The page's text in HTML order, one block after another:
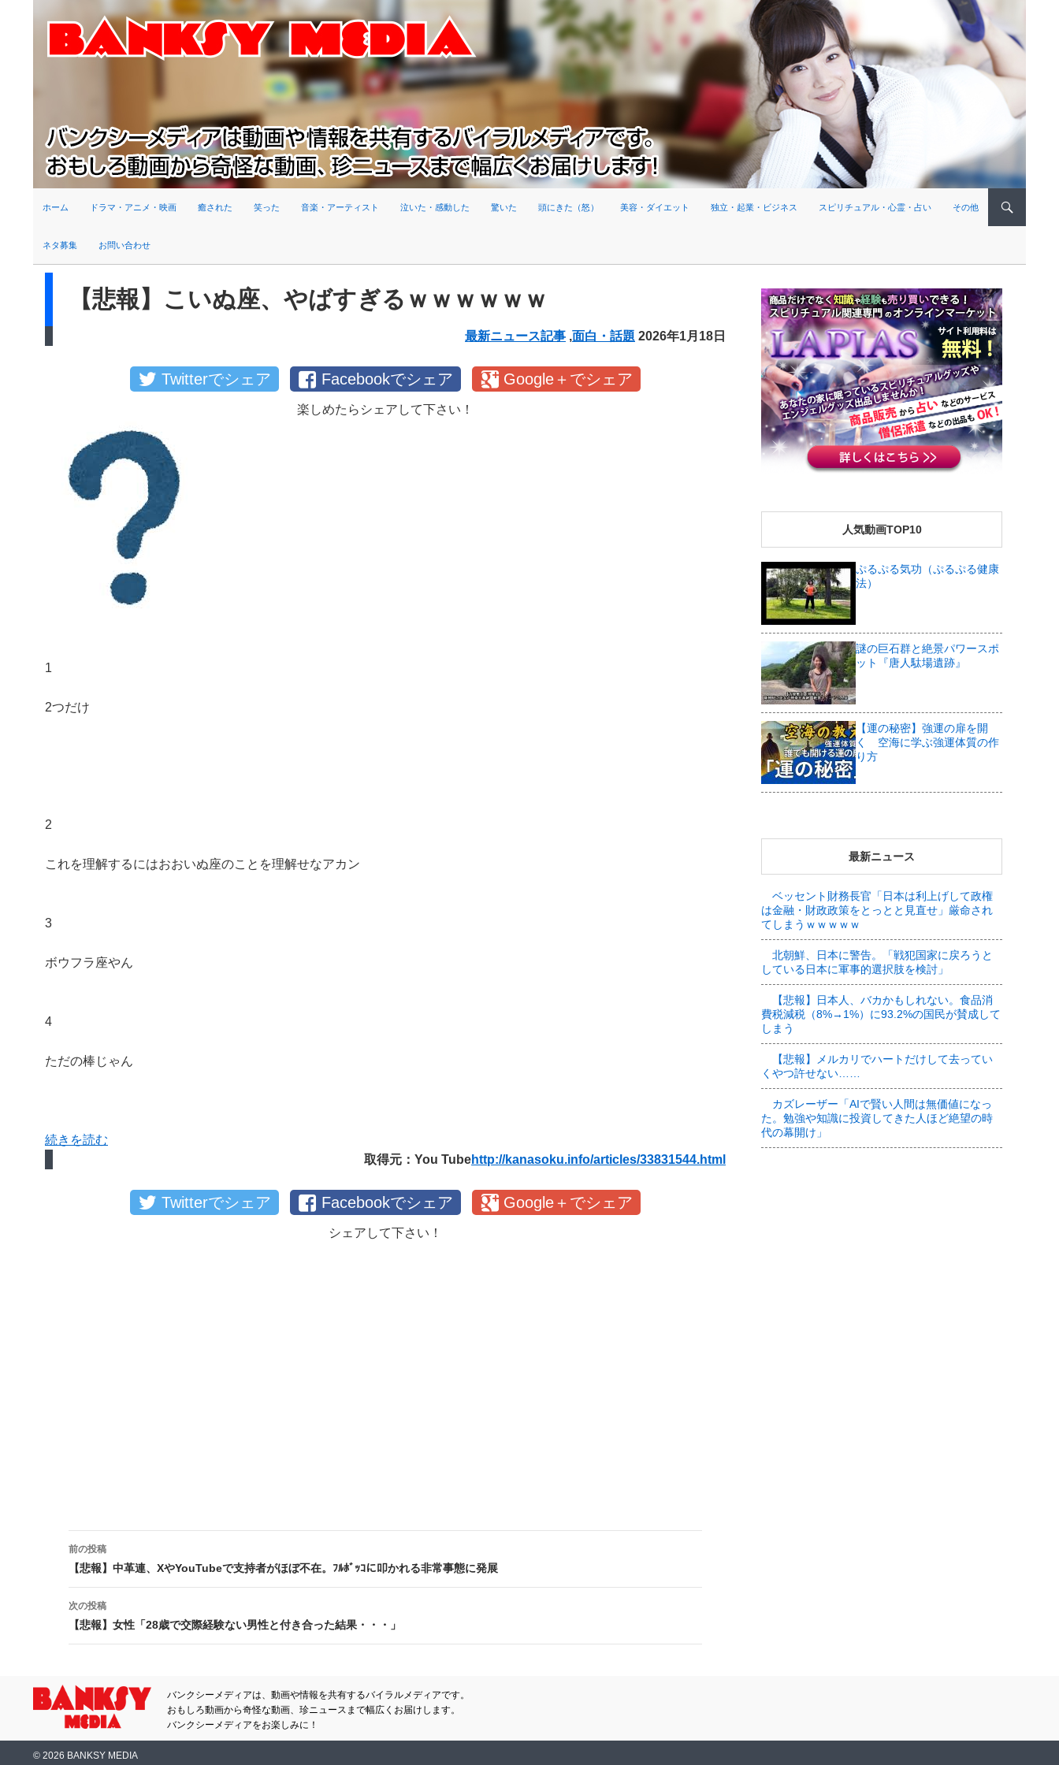
ホーム ドラマ・アニメ・映画 癒された 笑った 音楽・アーティスト 泣いた・感動した 驚いた 頭にきた（怒） 美容・ダイエット 独立・起業・ビジネス スピリチュアル・心霊・占い その他
ネタ募集 お問い合わせ
【悲報】こいぬ座、やばすぎるｗｗｗｗｗｗ
最新ニュース記事 ,面白・話題 2026年1月18日
Twitterでシェア Facebookでシェア Google＋でシェア
楽しめたらシェアして下さい！
1
2つだけ
2
これを理解するにはおおいぬ座のことを理解せなアカン
3
ボウフラ座やん
4
ただの棒じゃん
続きを読む
取得元：You Tubehttp://kanasoku.info/articles/33831544.html
Twitterでシェア Facebookでシェア Google＋でシェア
シェアして下さい！
投稿ナビゲーション
前の投稿
【悲報】中革連、XやYouTubeで支持者がほぼ不在。ﾌﾙﾎﾞｯｺに叩かれる非常事態に発展
次の投稿
【悲報】女性「28歳で交際経験ない男性と付き合った結果・・・」
人気動画TOP10
ぷるぷる気功（ぷるぷる健康
法）
謎の巨石群と絶景パワースポ
ット『唐人駄場遺跡』
【運の秘密】強運の扉を開
く 空海に学ぶ強運体質の作
り方
最新ニュース
ベッセント財務長官「日本は利上げして政権
は金融・財政政策をとっとと見直せ」厳命され
てしまうｗｗｗｗｗ
北朝鮮、日本に警告。「戦犯国家に戻ろうと
している日本に軍事的選択肢を検討」
【悲報】日本人、バカかもしれない。食品消
費税減税（8%→1%）に93.2%の国民が賛成して
しまう
【悲報】メルカリでハートだけして去ってい
くやつ許せない……
カズレーザー「AIで賢い人間は無価値になっ
た。勉強や知識に投資してきた人ほど絶望の時
代の幕開け」
バンクシーメディアは、動画や情報を共有するバイラルメディアです。
おもしろ動画から奇怪な動画、珍ニュースまで幅広くお届けします。
バンクシーメディアをお楽しみに！
© 2026 BANKSY MEDIA